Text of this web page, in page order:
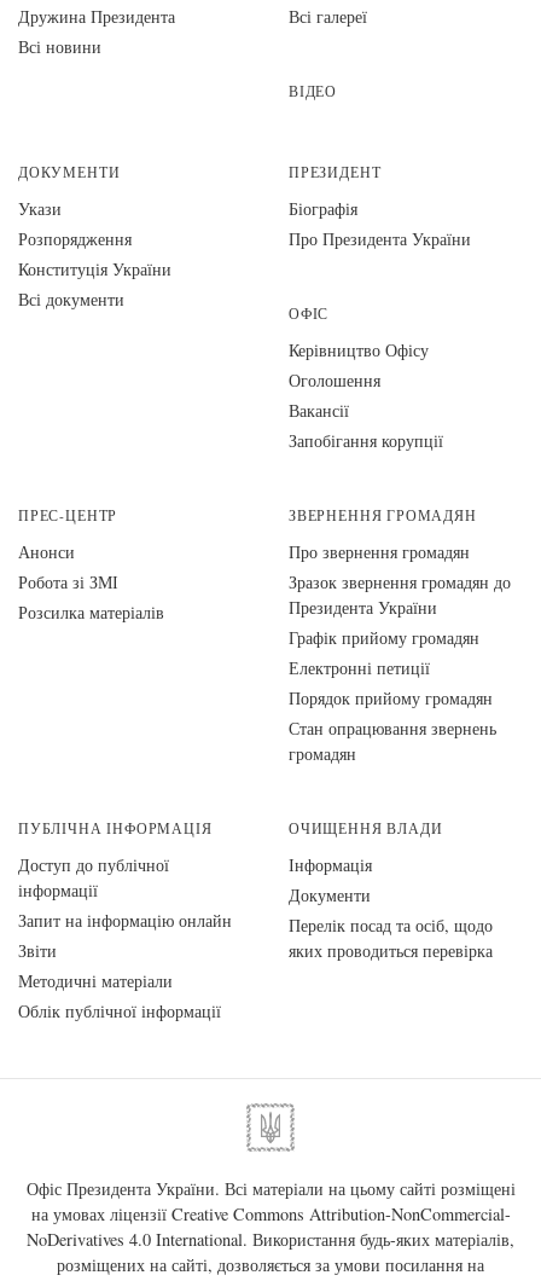
Дружина Президента
Всі новини
Всі галереї
ВІДЕО
ДОКУМЕНТИ
Укази
Розпорядження
Конституція України
Всі документи
ПРЕЗИДЕНТ
Біографія
Про Президента України
ОФІС
Керівництво Офісу
Оголошення
Вакансії
Запобігання корупції
ПРЕС-ЦЕНТР
Анонси
Робота зі ЗМІ
Розсилка матеріалів
ЗВЕРНЕННЯ ГРОМАДЯН
Про звернення громадян
Зразок звернення громадян до
Президента України
Графік прийому громадян
Електронні петиції
Порядок прийому громадян
Стан опрацювання звернень
громадян
ПУБЛІЧНА ІНФОРМАЦІЯ
Доступ до публічної
інформації
Запит на інформацію онлайн
Звіти
Методичні матеріали
Облік публічної інформації
ОЧИЩЕННЯ ВЛАДИ
Інформація
Документи
Перелік посад та осіб, щодо
яких проводиться перевірка
Офіс Президента України. Всі матеріали на цьому сайті розміщені
на умовах ліцензії Creative Commons Attribution-NonCommercial-
NoDerivatives 4.0 International. Використання будь-яких матеріалів,
розміщених на сайті, дозволяється за умови посилання на